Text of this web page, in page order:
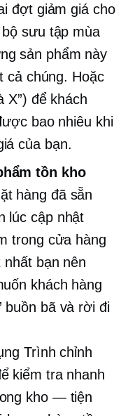
đợt giảm giá cho
sưu tập mùa
sản phẩm này
cả chúng. Hoặc
X”) để khách
bao nhiêu khi
của bạn.
tồn kho
hàng đã sẵn
lúc cập nhật
trong cửa hàng
bạn nên
khách hàng
buồn bã và rời đi
Trình chỉnh
kiểm tra nhanh
kho — tiện